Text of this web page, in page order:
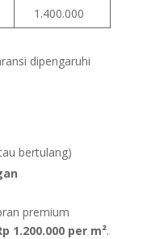
1.400.000
dipengaruhi
bertulang)
premium
1.200.000 per m².